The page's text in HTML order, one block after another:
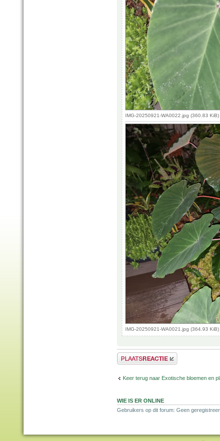
IMG-20250921-WA0022.jpg (360.83
IMG-20250921-WA0021.jpg (364.93
Plaats een reactie
Keer terug naar Exotische bloemen en
WIE IS ER ONLINE
Gebruikers op dit forum: Geen